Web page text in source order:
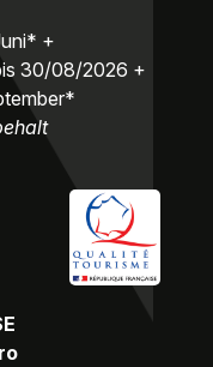
+
30/08/2026 +